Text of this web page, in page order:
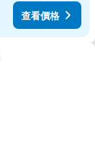
查看價格